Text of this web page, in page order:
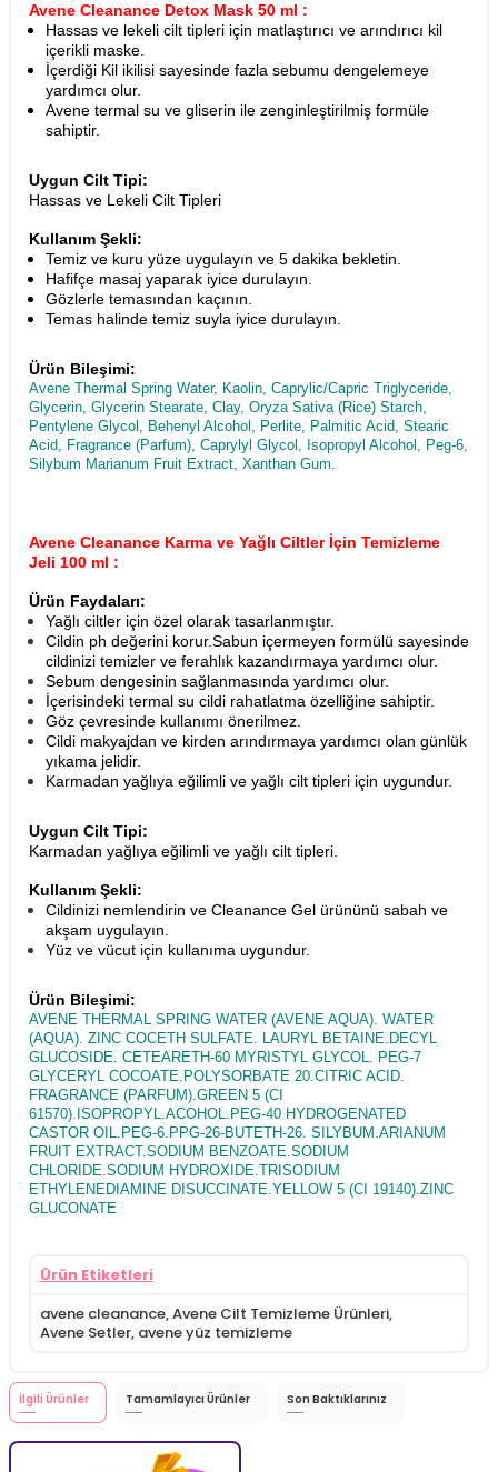
Avene Cleanance Detox Mask 50 ml :
Hassas ve lekeli cilt tipleri için matlaştırıcı ve arındırıcı kil
içerikli maske.
İçerdiği Kil ikilisi sayesinde fazla sebumu dengelemeye
yardımcı olur.
Avene termal su ve gliserin ile zenginleştirilmiş formüle
sahiptir.
Uygun Cilt Tipi:
Hassas ve Lekeli Cilt Tipleri
Kullanım Şekli:
Temiz ve kuru yüze uygulayın ve 5 dakika bekletin.
Hafifçe masaj yaparak iyice durulayın.
Gözlerle temasından kaçının.
Temas halinde temiz suyla iyice durulayın.
Ürün Bileşimi:
Avene Thermal Spring Water, Kaolin, Caprylic/Capric Triglyceride,
Glycerin, Glycerin Stearate, Clay, Oryza Sativa (Rice) Starch,
Pentylene Glycol, Behenyl Alcohol, Perlite, Palmitic Acid, Stearic
Acid, Fragrance (Parfum), Caprylyl Glycol, Isopropyl Alcohol, Peg-6,
Silybum Marianum Fruit Extract, Xanthan Gum.
Avene Cleanance Karma ve Yağlı Ciltler İçin Temizleme
Jeli 100 ml :
Ürün Faydaları:
Yağlı ciltler için özel olarak tasarlanmıştır.
Cildin ph değerini korur.Sabun içermeyen formülü sayesinde
cildinizi temizler ve ferahlık kazandırmaya yardımcı olur.
Sebum dengesinin sağlanmasında yardımcı olur.
İçerisindeki termal su cildi rahatlatma özelliğine sahiptir.
Göz çevresinde kullanımı önerilmez.
Cildi makyajdan ve kirden arındırmaya yardımcı olan günlük
yıkama jelidir.
Karmadan yağlıya eğilimli ve yağlı cilt tipleri için uygundur.
Uygun Cilt Tipi:
Karmadan yağlıya eğilimli ve yağlı cilt tipleri.
Kullanım Şekli:
Cildinizi nemlendirin ve Cleanance Gel ürününü sabah ve
akşam uygulayın.​
Yüz ve vücut için kullanıma uygundur.
Ürün Bileşimi:
AVENE THERMAL SPRING WATER (AVENE AQUA). WATER
(AQUA). ZINC COCETH SULFATE. LAURYL BETAINE.DECYL
GLUCOSIDE. CETEARETH-60 MYRISTYL GLYCOL. PEG-7
GLYCERYL COCOATE.POLYSORBATE 20.CITRIC ACID.
FRAGRANCE (PARFUM).GREEN 5 (CI
61570).ISOPROPYL.ACOHOL.PEG-40 HYDROGENATED
CASTOR OIL.PEG-6.PPG-26-BUTETH-26. SILYBUM.ARIANUM
FRUIT EXTRACT.SODIUM BENZOATE.SODIUM
CHLORIDE.SODIUM HYDROXIDE.TRISODIUM
ETHYLENEDIAMINE DISUCCINATE.YELLOW 5 (CI 19140).ZINC
GLUCONATE
Ürün Etiketleri
avene cleanance,Avene Cilt Temizleme Ürünleri,
Avene Setler, avene yüz temizleme
İlgili Ürünler Tamamlayıcı Ürünler Son Baktıklarınız